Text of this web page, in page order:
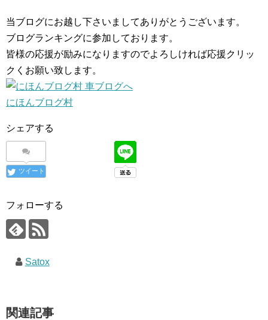
当ブログにお越し下さいましてありがとうございます。
ブログランキングに参加しております。
皆様の応援が励みになりますのでよろしければ応援クリッ
クくお願い致します。
にほんブログ村
シェアする
ツイート
フォローする
Satox
関連記事